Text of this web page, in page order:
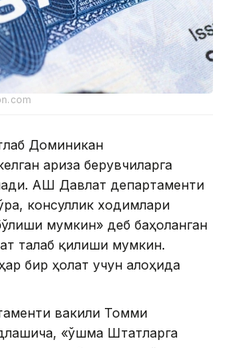
Доминикан
ариза берувчиларга
АҚШ Давлат департаменти
консуллик ходимлари
мумкин» деб баҳоланган
талаб қилиши мумкин.
бир ҳолат учун алоҳида
вакили Томми
«Қўшма Штатларга